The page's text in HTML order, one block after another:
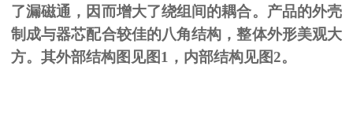
了漏磁通，因而增大了绕组间的耦合。产品的外壳
制成与器芯配合较佳的八角结构，整体外形美观大
方。其外部结构图见图1 ，内部结构见图2。